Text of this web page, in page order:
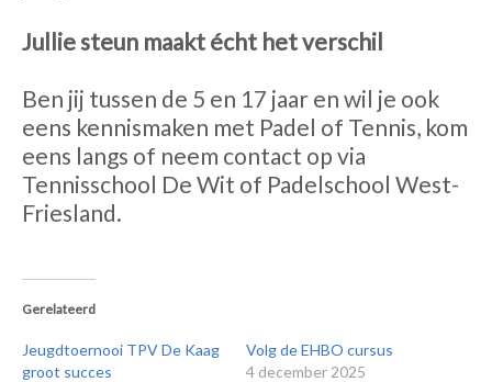
Jullie steun maakt écht het verschil
Ben jij tussen de 5 en 17 jaar en wil je ook
eens kennismaken met Padel of Tennis, kom
eens langs of neem contact op via
Tennisschool De Wit of Padelschool West-
Friesland.
Gerelateerd
Jeugdtoernooi TPV De Kaag
groot succes
Volg de EHBO cursus
4 december 2025